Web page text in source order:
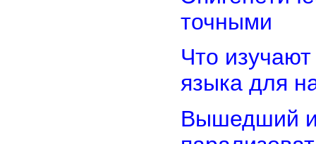
точными
Что
языка для
Вышедший